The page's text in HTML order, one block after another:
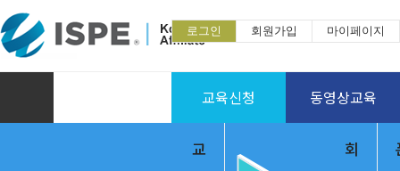
로그인 회원가입 마이페이지
교 회
교육신청 동영상교육